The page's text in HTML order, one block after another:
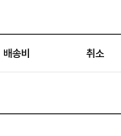
배송비 취소